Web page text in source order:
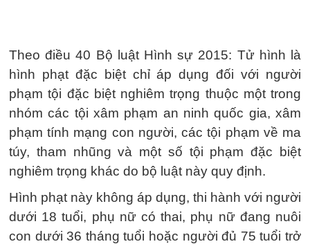
Theo điều 40 Bộ luật Hình sự 2015: Tử hình là
hình phạt đặc biệt chỉ áp dụng đối với người
phạm tội đặc biệt nghiêm trọng thuộc một trong
nhóm các tội xâm phạm an ninh quốc gia, xâm
phạm tính mạng con người, các tội phạm về ma
túy, tham nhũng và một số tội phạm đặc biệt
nghiêm trọng khác do bộ luật này quy định.
Hình phạt này không áp dụng, thi hành với người
dưới 18 tuổi, phụ nữ có thai, phụ nữ đang nuôi
con dưới 36 tháng tuổi hoặc người đủ 75 tuổi trở